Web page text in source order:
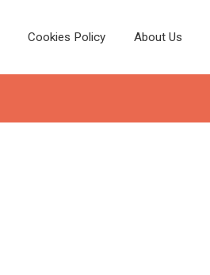
Cookies Policy About Us